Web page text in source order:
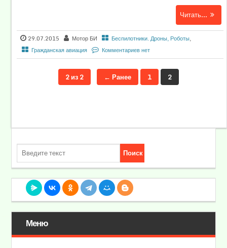
Читать...
29.07.2015 Мотор БИ Беспилотники. Дроны, Роботы,
Гражданская авиация
Комментариев нет
2 из 2 ← Ранее 1 2
Меню